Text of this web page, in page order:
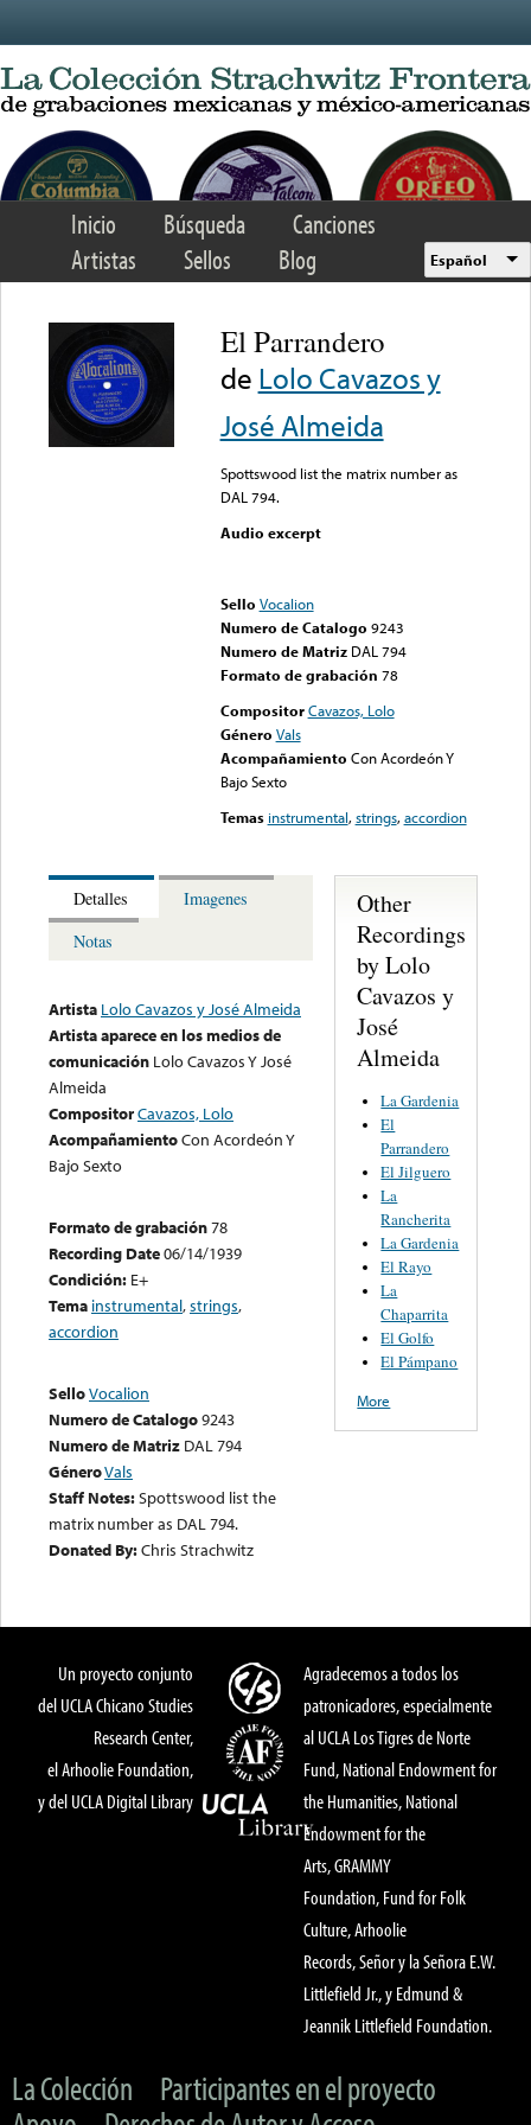
Inicio Búsqueda
Canciones
Artistas
Sellos Blog Español
El Parrandero
de Lolo Cavazos y
José Almeida
Spottswood list the matrix number as
DAL 794.
Audio excerpt
Sello Vocalion
Numero de Catalogo 9243
Numero de Matriz DAL 794
Formato de grabación 78
Compositor Cavazos, Lolo
Género Vals
Acompañamiento Con Acordeón Y
Bajo Sexto
Temas instrumental,strings,accordion
Detalles
Imagenes
Notas
Artista Lolo Cavazos y José Almeida
Artista aparece en los medios de
comunicación Lolo Cavazos Y José
Almeida
CompositorCavazos, Lolo
AcompañamientoCon Acordeón Y
Bajo Sexto
Formato de grabación78
Recording Date06/14/1939
Condición: E+
Tema instrumental,strings,
accordion
SelloVocalion
Numero de Catalogo9243
Numero de Matriz DAL 794
GéneroVals
Staff Notes:Spottswood list the
matrix number as DAL 794.
Donated By:Chris Strachwitz
Other
Recordings
by Lolo
Cavazos y
José
Almeida
La Gardenia
El
Parrandero
El Jilguero
La
Rancherita
La Gardenia
El Rayo
La
Chaparrita
El Golfo
El Pámpano
More
Un proyecto conjunto
del UCLA Chicano Studies
Research Center,
el Arhoolie Foundation,
y del UCLA Digital Library
Agradecemos a todos los
patronicadores, especialmente
al UCLA Los Tigres de Norte
Fund, National Endowment for
the Humanities, National
Endowment for the
Arts, GRAMMY
Foundation, Fund for Folk
Culture, Arhoolie
Records, Señor y la Señora E.W.
Littlefield Jr., y Edmund &
Jeannik Littlefield Foundation.
La Colección
Participantes en el proyecto